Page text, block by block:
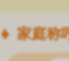
👧 家庭称